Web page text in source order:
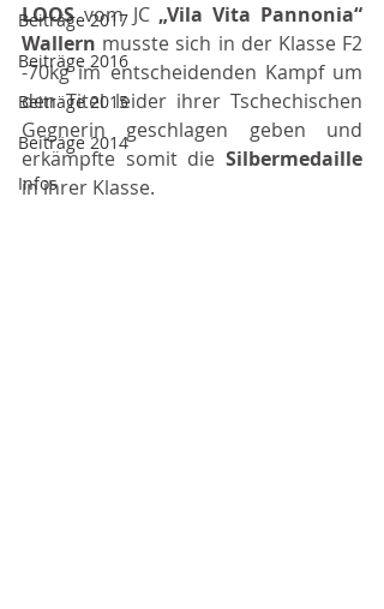
Beiträge 2017
Beiträge 2016
Beiträge 2015
Beiträge 2014
Infos
LOOS vom JC „Vila Vita Pannonia“
Wallern musste sich in der Klasse F2
-70kg im entscheidenden Kampf um
den Titel leider ihrer Tschechischen
Gegnerin geschlagen geben und
erkämpfte somit die
in ihrer Klasse.